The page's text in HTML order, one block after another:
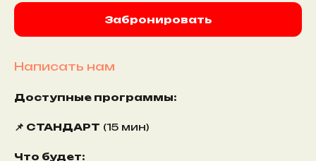
Забронировать
Написать нам
Доступные программы:
📌 СТАНДАРТ (15 мин)
Что будет: